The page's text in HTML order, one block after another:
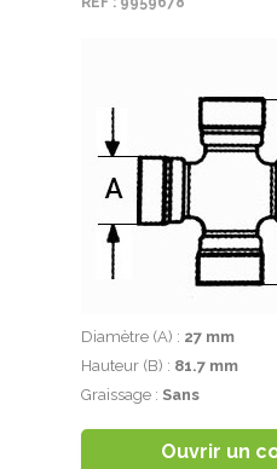
Diamètre (A) : 27 mm
Hauteur (B) : 81.7 mm
Graissage : Sans
Ouvrir un